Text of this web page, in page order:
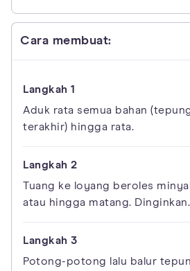
Cara membuat:
Aduk rata semua bahan
terakhir) hingga rata.
Tuang ke loyang beroles
atau hingga matang. Dinginkan.
Potong-potong lalu balur